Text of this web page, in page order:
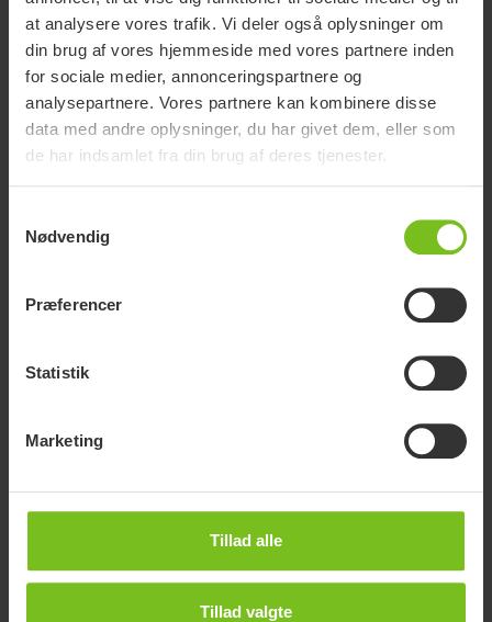
at analysere vores trafik. Vi deler også oplysninger om
din brug af vores hjemmeside med vores partnere inden
for sociale medier, annonceringspartnere og
analysepartnere. Vores partnere kan kombinere disse
data med andre oplysninger, du har givet dem, eller som
de har indsamlet fra din brug af deres tjenester.
Nødvendig
Præferencer
Statistik
Marketing
Tillad alle
Tillad valgte
Varianter og detaljer
(mm)
cm
Ergonomidesign.
produktdesigns
stk
-
Ergonomidesign.
produktdesigns